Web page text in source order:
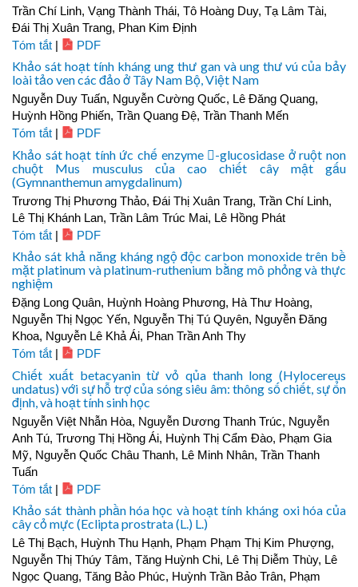
Trần Chí Linh, Vạng Thành Thái, Tô Hoàng Duy, Tạ Lâm Tài,
Đái Thị Xuân Trang, Phan Kim Định
Tóm tắt | PDF
Khảo sát hoạt tính kháng ung thư gan và ung thư vú của bảy
loài tảo ven các đảo ở Tây Nam Bộ, Việt Nam
Nguyễn Duy Tuấn, Nguyễn Cường Quốc, Lê Đăng Quang,
Huỳnh Hồng Phiến, Trần Quang Đệ, Trần Thanh Mến
Tóm tắt | PDF
Khảo sát hoạt tính ức chế enzyme -glucosidase ở ruột non
chuột Mus musculus của cao chiết cây mật gấu
(Gymnanthemun amygdalinum)
Trương Thị Phương Thảo, Đái Thị Xuân Trang, Trần Chí Linh,
Lê Thị Khánh Lan, Trần Lâm Trúc Mai, Lê Hồng Phát
Tóm tắt | PDF
Khảo sát khả năng kháng ngộ độc carbon monoxide trên bề
mặt platinum và platinum-ruthenium bằng mô phỏng và thực
nghiệm
Đặng Long Quân, Huỳnh Hoàng Phương, Hà Thư Hoàng,
Nguyễn Thị Ngọc Yến, Nguyễn Thị Tú Quyên, Nguyễn Đăng
Khoa, Nguyễn Lê Khả Ái, Phan Trần Anh Thy
Tóm tắt | PDF
Chiết xuất betacyanin từ vỏ qủa thanh long (Hylocereus
undatus) với sự hỗ trợ của sóng siêu âm: thông số chiết, sự ổn
định, và hoạt tính sinh học
Nguyễn Việt Nhẫn Hòa, Nguyễn Dương Thanh Trúc, Nguyễn
Anh Tú, Trương Thị Hồng Ái, Huỳnh Thị Cẩm Đào, Phạm Gia
Mỹ, Nguyễn Quốc Châu Thanh, Lê Minh Nhân, Trần Thanh
Tuấn
Tóm tắt | PDF
Khảo sát thành phần hóa học và hoạt tính kháng oxi hóa của
cây cỏ mực (Eclipta prostrata (L.) L.)
Lê Thị Bạch, Huỳnh Thu Hạnh, Phạm Phạm Thị Kim Phượng,
Nguyễn Thị Thúy Tâm, Tăng Huỳnh Chi, Lê Thị Diễm Thùy, Lê
Ngọc Quang, Tăng Bảo Phúc, Huỳnh Trần Bảo Trân, Phạm